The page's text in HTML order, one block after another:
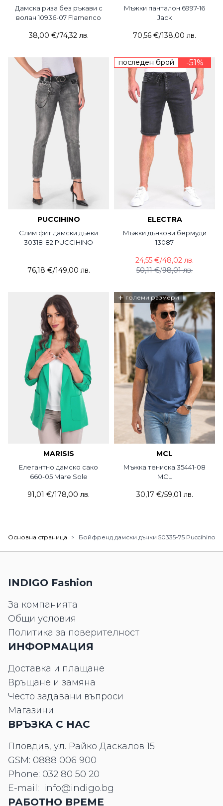
Дамска риза без ръкави с
волан 10936-07 Flamenco
38,00 €/74,32 лв.
Мъжки панталон 6997-16
Jack
70,56 €/138,00 лв.
PUCCIHINO
Слим фит дамски дънки
30318-82 PUCCIHINO
76,18 €/149,00 лв.
последен брой -51%
ELECTRA
Мъжки дънкови бермуди
13087
50,11 €/98,01 лв.
24,55 €/48,02 лв.
MARISIS
Елегантно дамско сако
660-05 Mare Sole
91,01 €/178,00 лв.
+ големи размери
MCL
Мъжка тениска 35441-08
MCL
30,17 €/59,01 лв.
Основна страница > Бойфренд дамски дънки 50335-75 Puccihino
INDIGO Fashion
За компанията
Общи условия
Политика за поверителност
ИНФОРМАЦИЯ
Доставка и плащане
Връщане и замяна
Често задавани въпроси
Магазини
ВРЪЗКА С НАС
Пловдив, ул. Райко Даскалов 15
GSM: 0888 006 900
Phone: 032 80 50 20
E-mail: info@indigo.bg
РАБОТНО ВРЕМЕ